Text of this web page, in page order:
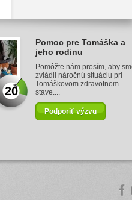
20
Pomoc pre Tomáška a
jeho rodinu
Pomôžte nám prosím, aby
zvládli náročnú situáciu pri
Tomáškovom zdravotnom
stave....
Podporiť výzvu